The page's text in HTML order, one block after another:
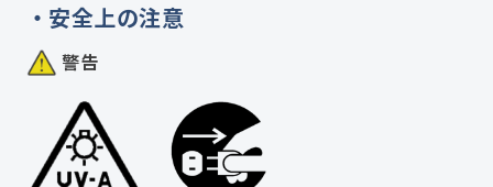
安全上の注意
警告